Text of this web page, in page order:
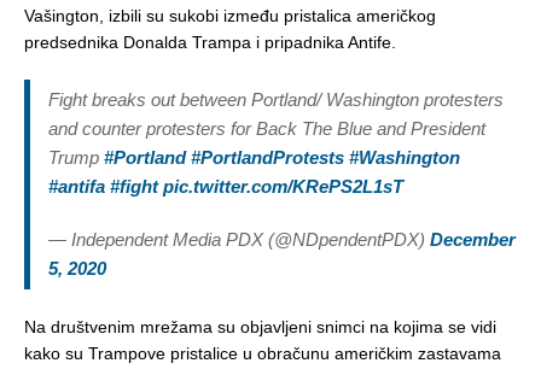
Vašington, izbili su sukobi između pristalica američkog
predsednika Donalda Trampa i pripadnika Antife.
Fight breaks out between Portland/ Washington protesters
and counter protesters for Back The Blue and President
Trump #Portland #PortlandProtests #Washington
#antifa #fight pic.twitter.com/KRePS2L1sT
— Independent Media PDX (@NDpendentPDX) December
5, 2020
Na društvenim mrežama su objavljeni snimci na kojima se vidi
kako su Trampove pristalice u obračunu američkim zastavama